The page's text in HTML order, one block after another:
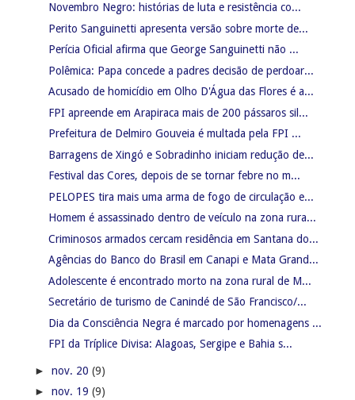
Novembro Negro: histórias de luta e resistência co...
Perito Sanguinetti apresenta versão sobre morte de...
Perícia Oficial afirma que George Sanguinetti não ...
Polêmica: Papa concede a padres decisão de perdoar...
Acusado de homicídio em Olho D'Água das Flores é a...
FPI apreende em Arapiraca mais de 200 pássaros sil...
Prefeitura de Delmiro Gouveia é multada pela FPI ...
Barragens de Xingó e Sobradinho iniciam redução de...
Festival das Cores, depois de se tornar febre no m...
PELOPES tira mais uma arma de fogo de circulação e...
Homem é assassinado dentro de veículo na zona rura...
Criminosos armados cercam residência em Santana do...
Agências do Banco do Brasil em Canapi e Mata Grand...
Adolescente é encontrado morto na zona rural de M...
Secretário de turismo de Canindé de São Francisco/...
Dia da Consciência Negra é marcado por homenagens ...
FPI da Tríplice Divisa: Alagoas, Sergipe e Bahia s...
► nov. 20 (9)
► nov. 19 (9)